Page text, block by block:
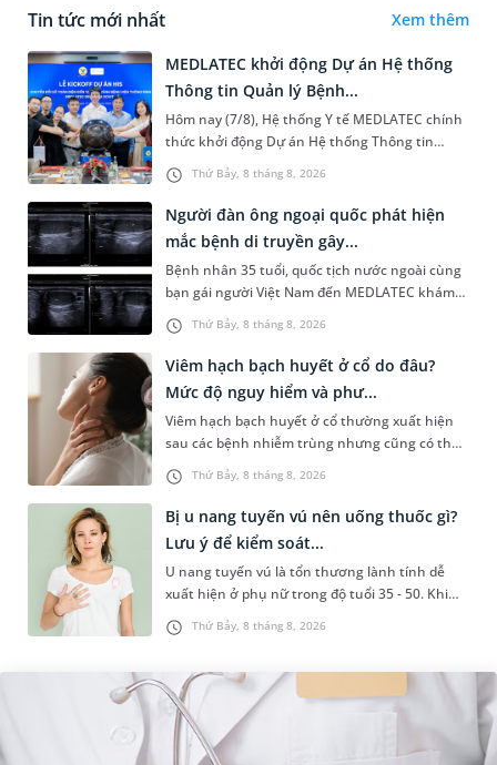
Tin tức mới nhất Xem thêm
Thứ Bảy, 8 tháng 8, 2026
MEDLATEC khởi động Dự án Hệ thống
Thông tin Quản lý Bệnh...
Hôm nay (7/8), Hệ thống Y tế MEDLATEC chính
thức khởi động Dự án Hệ thống Thông tin
Quản lý Bệnh viện (HIS - Hospital Information
System) giai đoạn mới. Dự á...
Thứ Bảy, 8 tháng 8, 2026
Người đàn ông ngoại quốc phát hiện
mắc bệnh di truyền gây...
Bệnh nhân 35 tuổi, quốc tịch nước ngoài cùng
bạn gái người Việt Nam đến MEDLATEC khám
sức khỏe tiền hôn nhân. Qua thăm khám và
làm các xét nghiệm chuyên sâu,...
Thứ Bảy, 8 tháng 8, 2026
Viêm hạch bạch huyết ở cổ do đâu?
Mức độ nguy hiểm và phư...
Viêm hạch bạch huyết ở cổ thường xuất hiện
sau các bệnh nhiễm trùng nhưng cũng có thể
liên quan đến lao hạch hoặc ung thư. Để tìm
hiểu nguyên nhân gây viêm,...
Thứ Bảy, 8 tháng 8, 2026
Bị u nang tuyến vú nên uống thuốc gì?
Lưu ý để kiểm soát...
U nang tuyến vú là tổn thương lành tính dễ
xuất hiện ở phụ nữ trong độ tuổi 35 - 50. Khi
được chẩn đoán mắc bệnh, nhiều người
thường băn khoăn u nang tuyến v...